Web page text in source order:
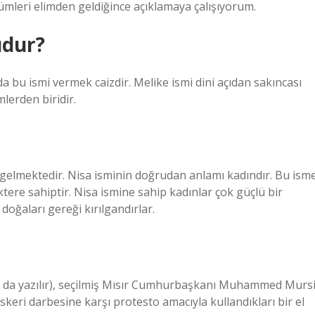
elimden geldiğince açıklamaya çalışıyorum.
bu ismi vermek caizdir. Melike ismi dini açıdan sakıncası
biridir.
Nisa isminin doğrudan anlamı kadındır. Bu
sahiptir. Nisa ismine sahip kadınlar çok güçlü bir
gereği kırılgandırlar.
darbesine karşı protesto amacıyla kullandıkları bir el